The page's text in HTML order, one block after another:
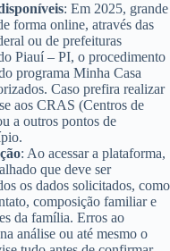
: Em 2025, grande
forma online, através das
ou de prefeituras
Piauí – PI, o procedimento
programa Minha Casa
Caso prefira realizar
aos CRAS (Centros de
a outros pontos de
: Ao acessar a plataforma,
que deve ser
os dados solicitados, como
composição familiar e
da família. Erros ao
análise ou até mesmo o